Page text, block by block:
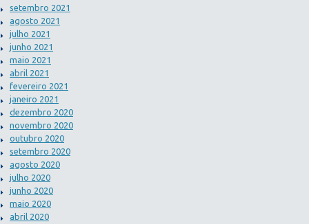
setembro 2021
agosto 2021
julho 2021
junho 2021
maio 2021
abril 2021
fevereiro 2021
janeiro 2021
dezembro 2020
novembro 2020
outubro 2020
setembro 2020
agosto 2020
julho 2020
junho 2020
maio 2020
abril 2020